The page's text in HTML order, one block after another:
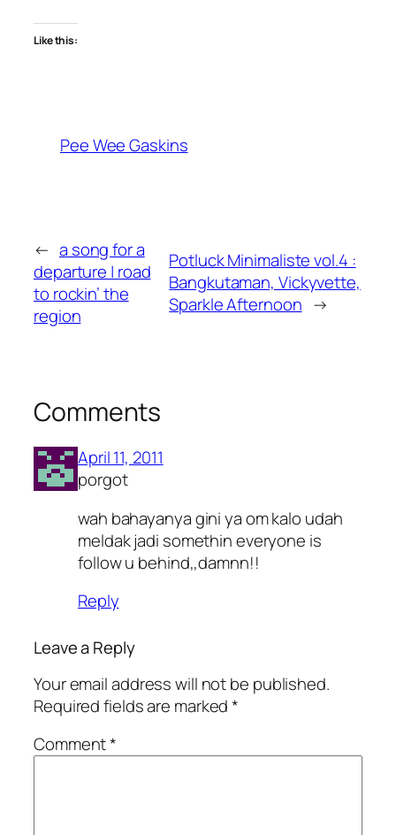
Like this:
Pee Wee Gaskins
← a song for a
departure | road
to rockin’ the
region
Potluck Minimaliste vol.4 :
Bangkutaman, Vickyvette,
Sparkle Afternoon →
Comments
April 11, 2011
porgot
wah bahayanya gini ya om kalo udah
meldak jadi somethin everyone is
follow u behind,,damnn!!
Reply
Leave a Reply
Your email address will not be published.
Required fields are marked*
Comment*